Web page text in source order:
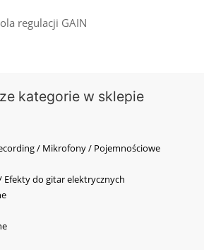
regulacji GAIN
kategorie w sklepie
/ Mikrofony / Pojemnościowe
do gitar elektrycznych